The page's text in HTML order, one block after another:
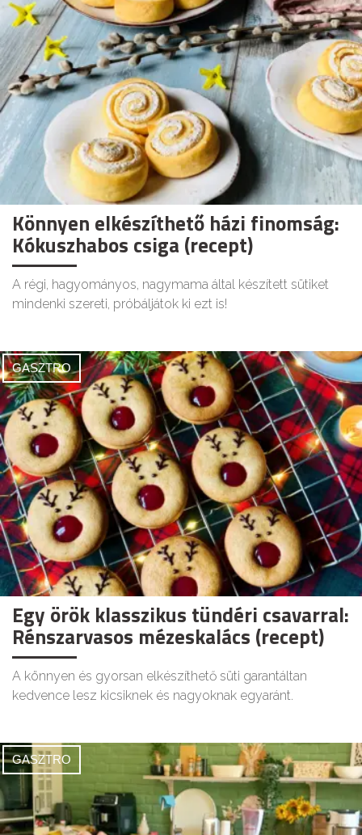
Könnyen elkészíthető házi finomság:
Kókuszhabos csiga (recept)
A régi, hagyományos, nagymama által készített sütiket
mindenki szereti, próbáljátok ki ezt is!
GASZTRO
Egy örök klasszikus tündéri csavarral:
Rénszarvasos mézeskalács (recept)
A könnyen és gyorsan elkészíthető süti garantáltan
kedvence lesz kicsiknek és nagyoknak egyaránt.
GASZTRO